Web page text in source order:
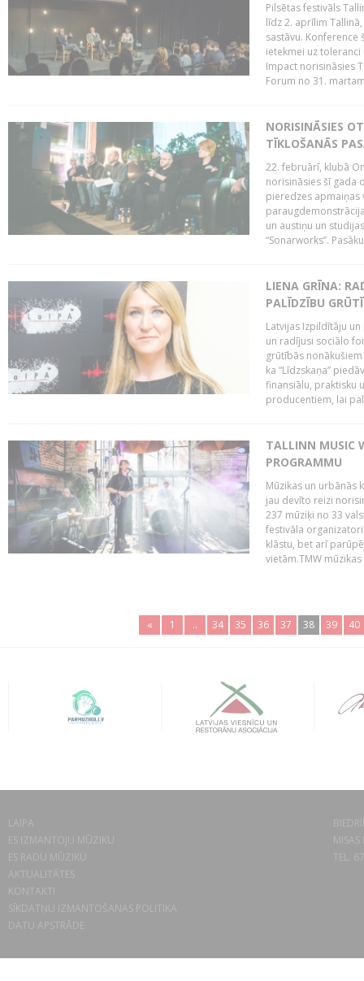
Pilsētas festivāls
līdz 2. aprīlim
sastāvu.
ietekmei uz
Impact norisināsies
Forum no 31.
NORISINĀSIES
TĪKLOŠANĀS
22. februārī, klubā
norisināsies šī gada
pieredzes apmaiņas
un austiņu un
“Sonarworks”.
LIENA GRĪNA:
PALĪDZĪBU
Latvijas Izpildītāju
un radījusi sociālo
grūtībās
ka “Līdzskaņa”
finansiālu, praktisku
producentiem, lai
TALLINN MUSIC
PROGRAMMU
Mūzikas un urbānās
jau devīto reizi
237 mūziķi no 33
festivāla
klāstu, bet arī
vietām.TMW
« 1 .. 34 35 36 37 38 39 40
LAIPA
ES IZMANTOJU MŪZIKU
ES RADU MŪZIKU
AKTUALITĀTES
KONTAKTI
SĪKDATŅU IZMANTOŠANAS POLITIKA
DATU APSTRĀDE
TEL.